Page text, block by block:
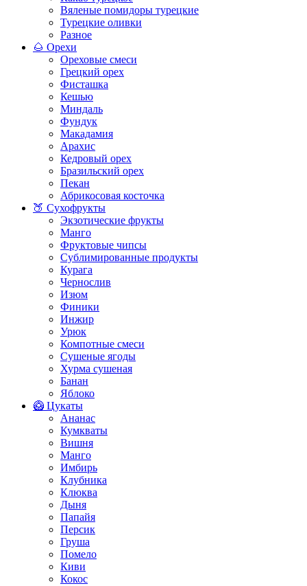
Вяленые помидоры турецкие
Турецкие оливки
Разное
🌰 Орехи
Ореховые смеси
Грецкий орех
Фисташка
Кешью
Миндаль
Фундук
Макадамия
Арахис
Кедровый орех
Бразильский орех
Пекан
Абрикосовая косточка
🍑 Сухофрукты
Экзотические фрукты
Манго
Фруктовые чипсы
Сублимированные продукты
Курага
Чернослив
Изюм
Финики
Инжир
Урюк
Компотные смеси
Сушеные ягоды
Хурма сушеная
Банан
Яблоко
🥝 Цукаты
Ананас
Кумкваты
Вишня
Манго
Имбирь
Клубника
Клюква
Дыня
Папайя
Персик
Груша
Помело
Киви
Кокос